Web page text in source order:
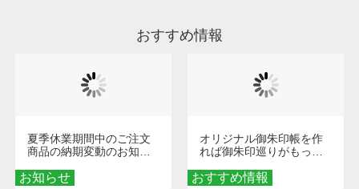
おすすめ情報
お知らせ
夏季休業期間中のご注文
商品の納期変動のお知ら
おすすめ情報
オリジナル御朱印帳を作
れば御朱印巡りがもっと
ダーメイドする魅力と選